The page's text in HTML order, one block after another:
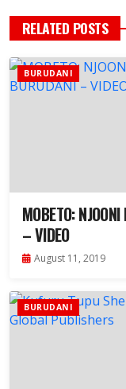
RELATED POSTS
BURUDANI
MOBETO:
– VIDEO
August 11, 2019
BURUDANI